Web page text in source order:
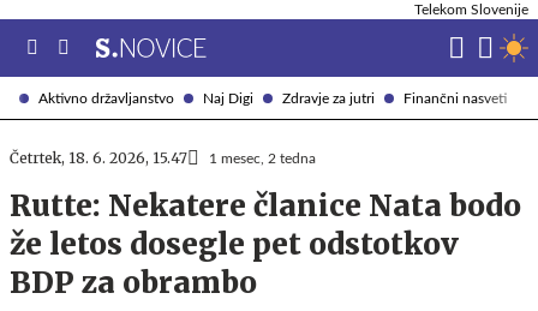
Aktivno državljanstvo Naj Digi Zdravje za jutri Finančni nasveti
Telekom Slovenije
Četrtek, 18. 6. 2026, 15.47 1 mesec, 2 tedna
Rutte: Nekatere članice Nata bodo
že letos dosegle pet odstotkov
BDP za obrambo